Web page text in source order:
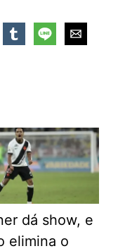
dá show, e
elimina o